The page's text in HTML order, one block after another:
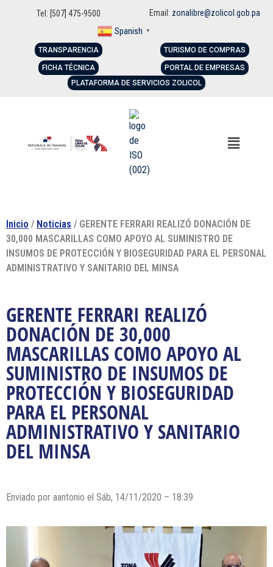
Tel: [507] 475-9500 Email: zonalibre@zolicol.gob.pa
Spanish ▼
TRANSPARENCIA
FICHA TÉCNICA
TURISMO DE COMPRAS
PORTAL DE EMPRESAS
PLATAFORMA DE SERVICIOS ZOLICOL
Inicio / Noticias / GERENTE FERRARI REALIZÓ DONACIÓN DE
30,000 MASCARILLAS COMO APOYO AL SUMINISTRO DE
INSUMOS DE PROTECCIÓN Y BIOSEGURIDAD PARA EL PERSONAL
ADMINISTRATIVO Y SANITARIO DEL MINSA
GERENTE FERRARI REALIZÓ
DONACIÓN DE 30,000
MASCARILLAS COMO APOYO AL
SUMINISTRO DE INSUMOS DE
PROTECCIÓN Y BIOSEGURIDAD
PARA EL PERSONAL
ADMINISTRATIVO Y SANITARIO
DEL MINSA
Enviado por aantonio el Sáb, 14/11/2020 – 18:39